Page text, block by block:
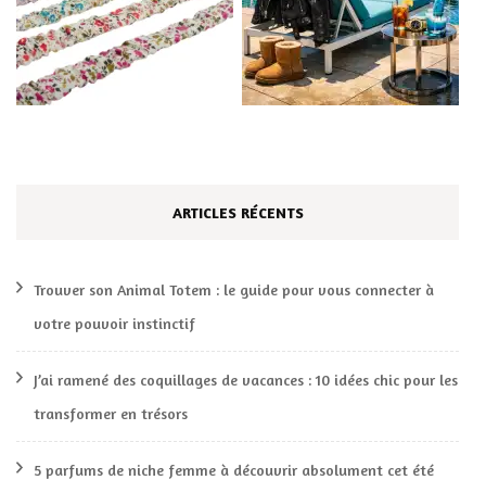
ARTICLES RÉCENTS
Trouver son Animal Totem : le guide pour vous connecter à
votre pouvoir instinctif
J’ai ramené des coquillages de vacances : 10 idées chic pour les
transformer en trésors
5 parfums de niche femme à découvrir absolument cet été